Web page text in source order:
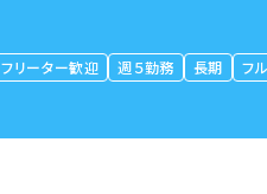
フリーター歓迎 週５勤務 長期 フ